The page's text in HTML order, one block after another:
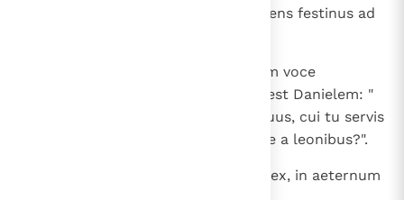
Tunc rex primo diluculo consurgens festinus ad
appropinquansque lacui Danielem voce
lacrimabili inclamavit et affatus est Danielem: "
Daniel, serve Dei viventis, Deus tuus, cui tu servis
semper, putasne valuit liberare te a leonibus?".
Et Daniel regi respondens ait: " Rex, in aeternum